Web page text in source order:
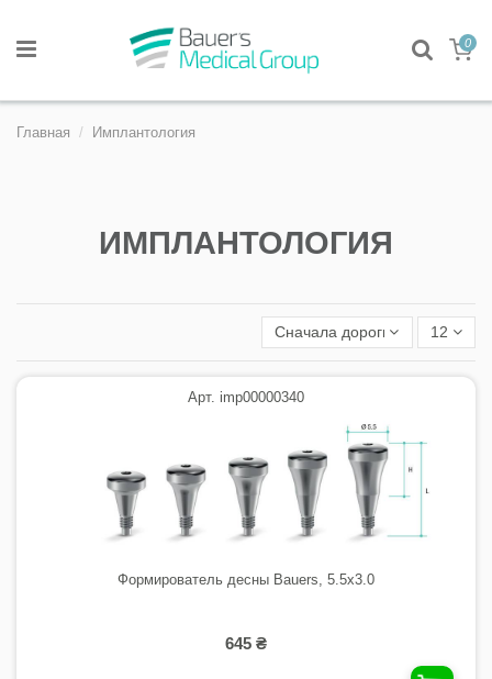
0
Главная Имплантология
ИМПЛАНТОЛОГИЯ
Сначала дорогие 12
Арт. imp00000340
Формирователь десны Bauers, 5.5х3.0
645 ₴